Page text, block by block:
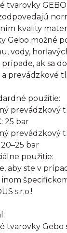
tvarovky
kvality
Gebo možné
vody,
prípade, ak sa
prevádzkové
použitie:
prevádzkový
25 bar
prevádzkový
bar
použitie:
aby ste v
inom
s.r.o.!
tvarovky